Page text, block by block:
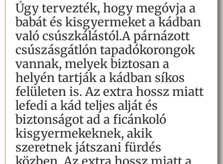
Úgy tervezték, hogy megóvja a
babát és kisgyermeket a kádban
való csúszkálástól.A párnázott
csúszásgátlón tapadókorongok
vannak, melyek biztosan a
helyén tartják a kádban síkos
felületen is. Az extra hossz miatt
lefedi a kád teljes alját és
biztonságot ad a ficánkoló
kisgyermekeknek, akik
szeretnek játszani fürdés